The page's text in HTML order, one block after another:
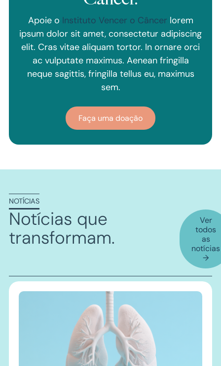
Apoie o Instituto Vencer o Câncer lorem
ipsum dolor sit amet, consectetur adipiscing
elit. Cras vitae aliquam tortor. In ornare orci
ac vulputate maximus. Aenean fringilla
neque sagittis, fringilla tellus eu, maximus
sem.
Faça uma doação
NOTÍCIAS
Notícias que
transformam.
Ver
todos
as
notícias
→